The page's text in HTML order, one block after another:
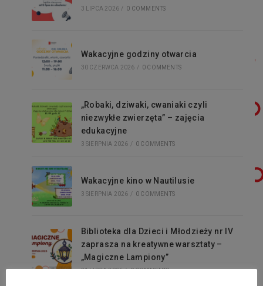
3 LIPCA 2026 / 0 COMMENTS
Wakacyjne godziny otwarcia
30 CZERWCA 2026 / 0 COMMENTS
„Robaki, dziwaki, cwaniaki czyli
niezwykłe zwierzęta” – zajęcia
edukacyjne
3 SIERPNIA 2026 / 0 COMMENTS
Wakacyjne kino w Nautilusie
3 SIERPNIA 2026 / 0 COMMENTS
Biblioteka dla Dzieci i Młodzieży nr IV
zaprasza na kreatywne warsztaty –
„Magiczne Lampiony”
31 LIPCA 2026 / 0 COMMENTS